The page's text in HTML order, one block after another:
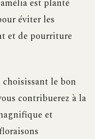
est planté
éviter les
et de pourriture
le bon
contribuerez à la
et